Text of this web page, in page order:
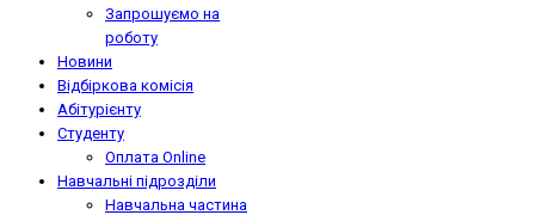
Запрошуємо на
роботу
Новини
Відбіркова комісія
Абітурієнту
Студенту
Оплата Online
Навчальні підрозділи
Навчальна частина